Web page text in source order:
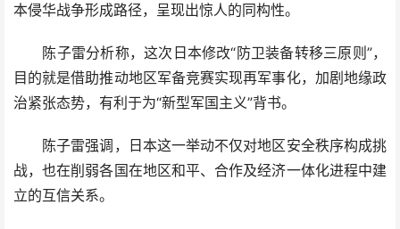
本侵华战争形成路径，呈现出惊人的同构性。
陈子雷分析称，这次日本修改“防卫装备转移三原则”，
目的就是借助推动地区军备竞赛实现再军事化，加剧地缘政
治紧张态势，有利于为“新型军国主义”背书。
陈子雷强调，日本这一举动不仅对地区安全秩序构成挑
战，也在削弱各国在地区和平、合作及经济一体化进程中建
立的互信关系。